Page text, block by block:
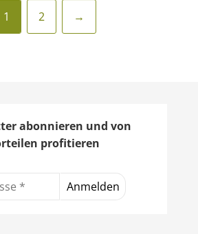
1 2 →
abonnieren und von
profitieren